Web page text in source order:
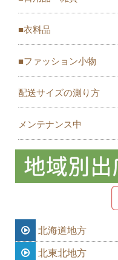
■衣料品
■ファッション小物
配送サイズの測り方
メンテナンス中
北海道地方
北東北地方